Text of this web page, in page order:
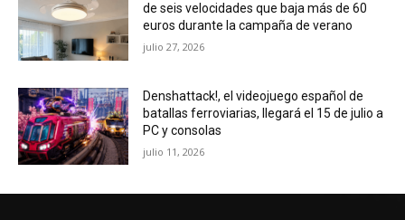
de seis velocidades que baja más de 60
euros durante la campaña de verano
julio 27, 2026
Denshattack!, el videojuego español de
batallas ferroviarias, llegará el 15 de julio a
PC y consolas
julio 11, 2026